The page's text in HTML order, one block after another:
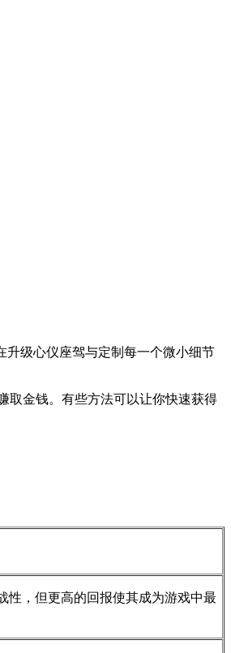
升级心仪座驾与定制每一个微小细节
金钱。有些方法可以让你快速获得
性，但更高的回报使其成为游戏中最